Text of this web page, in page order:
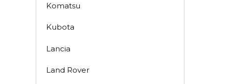
Komatsu
Kubota
Lancia
Land Rover